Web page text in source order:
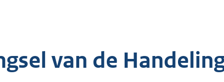
van de